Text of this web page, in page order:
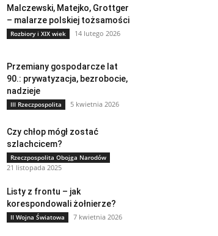
Malczewski, Matejko, Grottger
– malarze polskiej tożsamości
Rozbiory i XIX wiek 14 lutego 2026
Przemiany gospodarcze lat
90.: prywatyzacja, bezrobocie,
nadzieje
III Rzeczpospolita 5 kwietnia 2026
Czy chłop mógł zostać
szlachcicem?
Rzeczpospolita Obojga Narodów
21 listopada 2025
Listy z frontu – jak
korespondowali żołnierze?
II Wojna Światowa 7 kwietnia 2026